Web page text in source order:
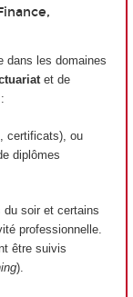
dans les domaines
et de
certificats), ou
diplômes
du soir et certains
professionnelle.
être suivis
).